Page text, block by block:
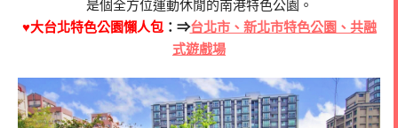
是個全方位運動休閒的南港特色公園。
♥大台北特色公園懶人包：⇒台北市、新北市特色公園、共融
式遊戲場